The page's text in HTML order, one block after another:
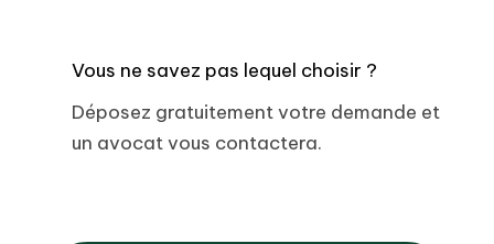
Vous ne savez pas lequel choisir ?
Déposez gratuitement votre demande et
un avocat vous contactera.